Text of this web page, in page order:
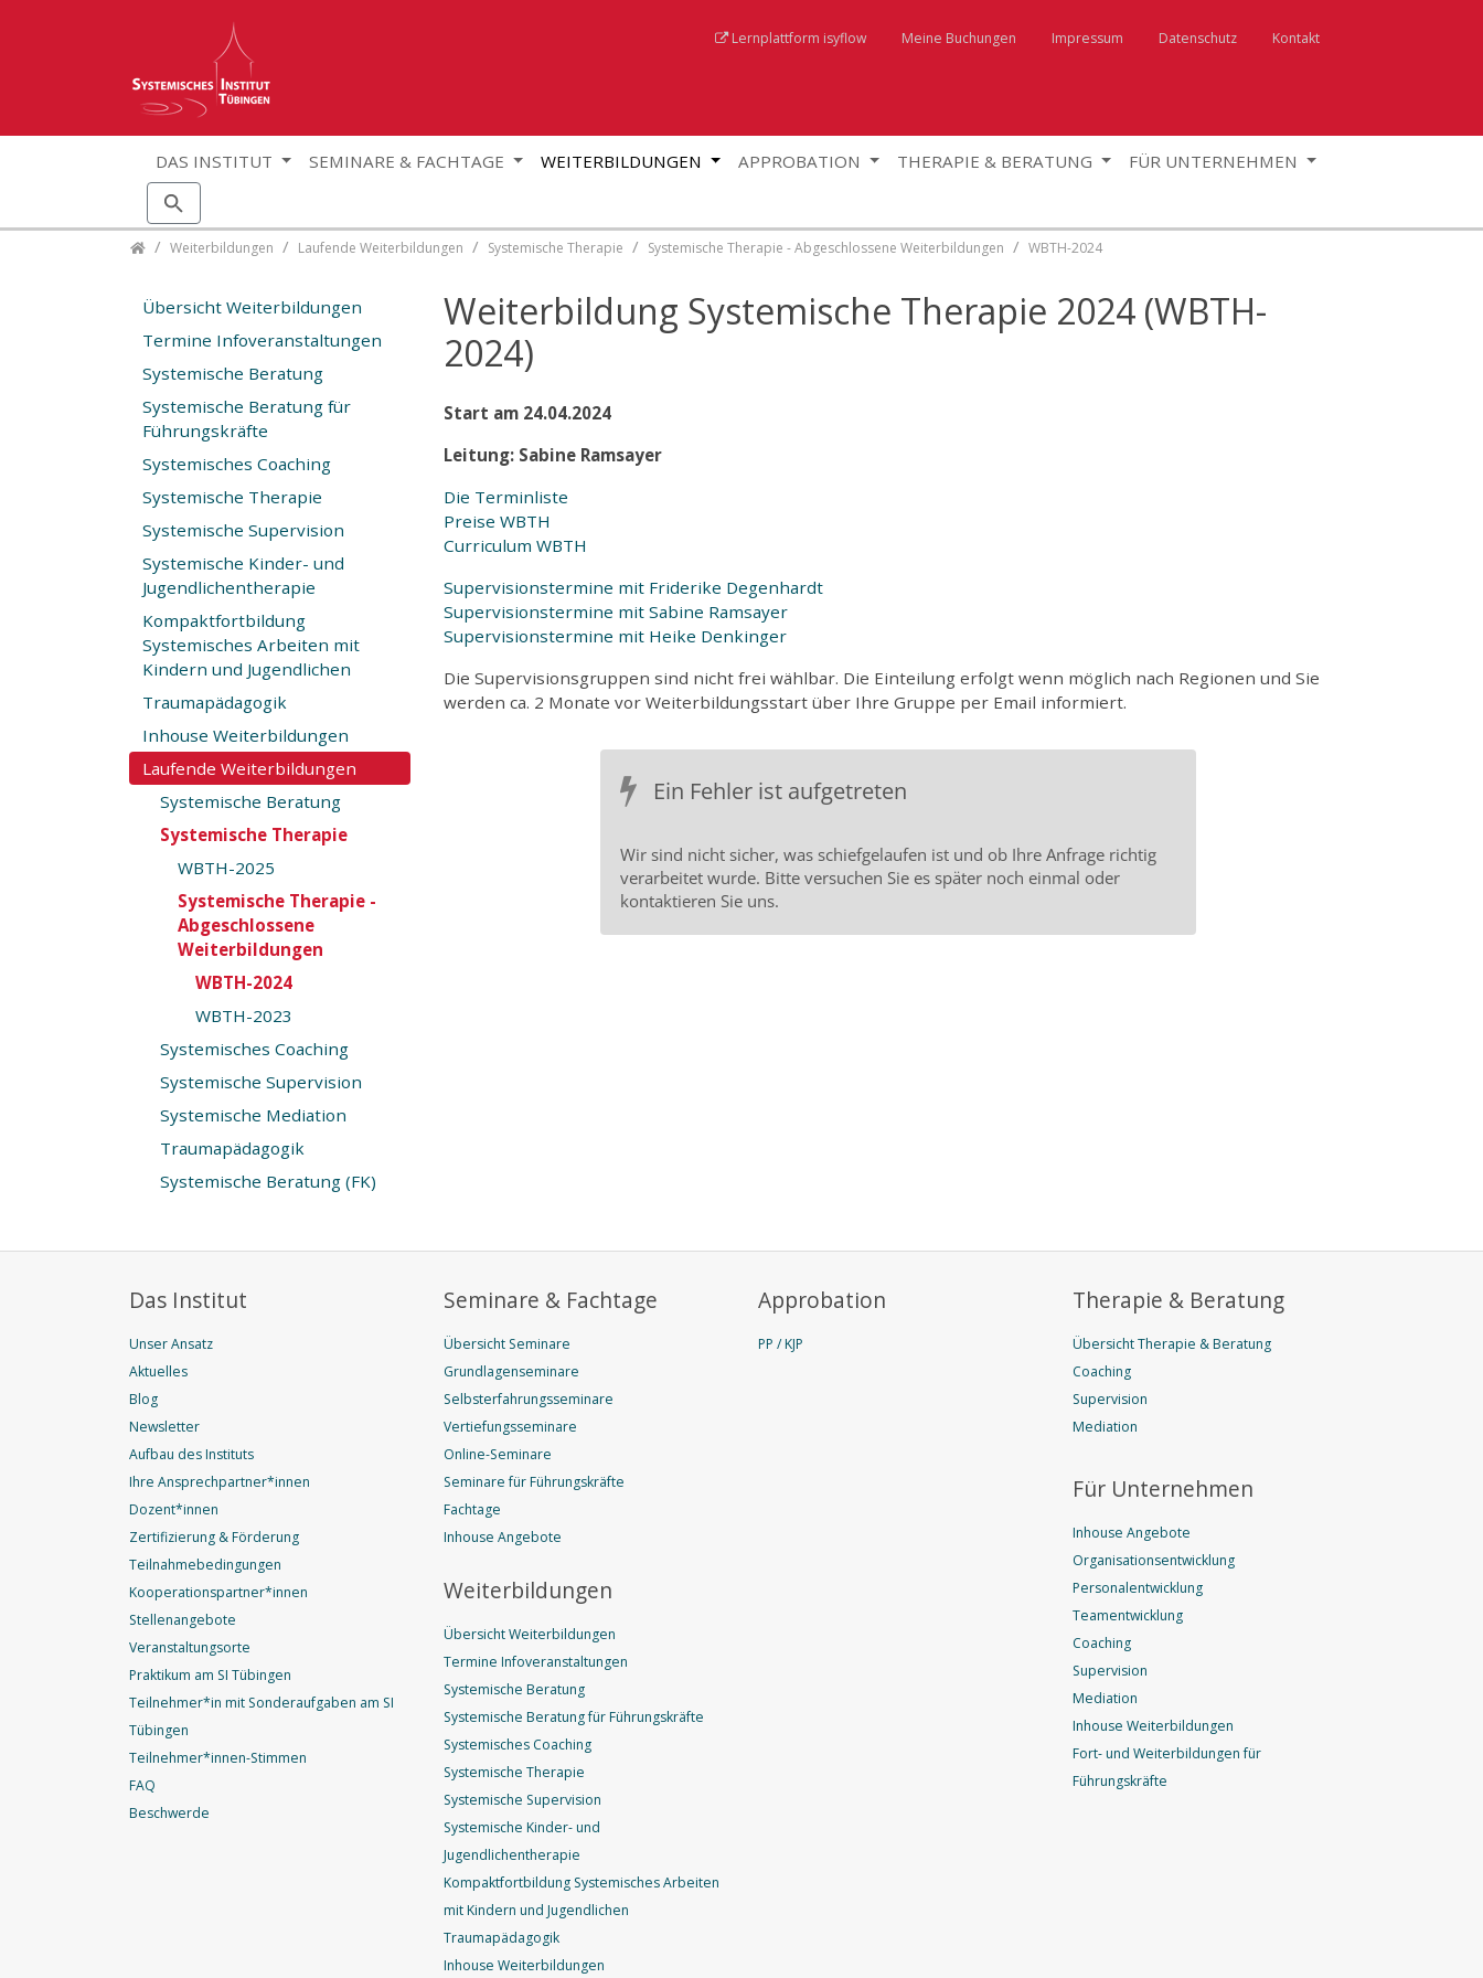
Lernplattform isyflow Meine Buchungen Impressum Datenschutz Kontakt
DAS INSTITUT SEMINARE & FACHTAGE WEITERBILDUNGEN APPROBATION THERAPIE & BERATUNG FÜR UNTERNEHMEN
Weiterbildungen Laufende Weiterbildungen Systemische Therapie Systemische Therapie - Abgeschlossene Weiterbildungen WBTH-2024
Weiterbildung Systemische Therapie 2024 (WBTH-
2024)
Start am 24.04.2024
Leitung: Sabine Ramsayer
Die Terminliste
Preise WBTH
Curriculum WBTH
Supervisionstermine mit Friderike Degenhardt
Supervisionstermine mit Sabine Ramsayer
Supervisionstermine mit Heike Denkinger
Die Supervisionsgruppen sind nicht frei wählbar. Die Einteilung erfolgt wenn möglich nach Regionen und Sie
werden ca. 2 Monate vor Weiterbildungsstart über Ihre Gruppe per Email informiert.
Übersicht Weiterbildungen
Termine Infoveranstaltungen
Systemische Beratung
Systemische Beratung für
Führungskräfte
Systemisches Coaching
Systemische Therapie
Systemische Supervision
Systemische Kinder- und
Jugendlichentherapie
Kompaktfortbildung
Systemisches Arbeiten mit
Kindern und Jugendlichen
Traumapädagogik
Inhouse Weiterbildungen
Laufende Weiterbildungen
Systemische Beratung
Systemische Therapie
WBTH-2025
Systemische Therapie -
Abgeschlossene
Weiterbildungen
WBTH-2024
WBTH-2023
Systemisches Coaching
Systemische Supervision
Systemische Mediation
Traumapädagogik
Systemische Beratung (FK)
Das Institut
Unser Ansatz
Aktuelles
Blog
Newsletter
Aufbau des Instituts
Ihre Ansprechpartner*innen
Dozent*innen
Zertifizierung & Förderung
Teilnahmebedingungen
Kooperationspartner*innen
Stellenangebote
Veranstaltungsorte
Praktikum am SI Tübingen
Teilnehmer*in mit Sonderaufgaben am SI
Tübingen
Teilnehmer*innen-Stimmen
FAQ
Beschwerde
Seminare & Fachtage
Übersicht Seminare
Grundlagenseminare
Selbsterfahrungsseminare
Vertiefungsseminare
Online-Seminare
Seminare für Führungskräfte
Fachtage
Inhouse Angebote
Weiterbildungen
Übersicht Weiterbildungen
Termine Infoveranstaltungen
Systemische Beratung
Systemische Beratung für Führungskräfte
Systemisches Coaching
Systemische Therapie
Systemische Supervision
Systemische Kinder- und
Jugendlichentherapie
Kompaktfortbildung Systemisches Arbeiten
mit Kindern und Jugendlichen
Traumapädagogik
Inhouse Weiterbildungen
Approbation
PP / KJP
Therapie & Beratung
Übersicht Therapie & Beratung
Coaching
Supervision
Mediation
Für Unternehmen
Inhouse Angebote
Organisationsentwicklung
Personalentwicklung
Teamentwicklung
Coaching
Supervision
Mediation
Inhouse Weiterbildungen
Fort- und Weiterbildungen für
Führungskräfte